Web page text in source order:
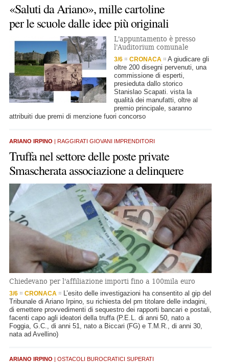
«Saluti da Ariano», mille cartoline
per le scuole dalle idee più originali
L'appuntamento è presso
l'Auditorium comunale
3/6 CRONACA
A giudicare gli
oltre 200 disegni pervenuti, una
commissione di esperti,
presieduta dallo storico
Stanislao Scapati. vista la
qualità dei manufatti, oltre al
premio principale, saranno
attribuiti due premi di menzione fuori concorso
ARIANO IRPINO | RAGGIRATI GIOVANI IMPRENDITORI
Truffa nel settore delle poste private
Smascherata associazione a delinquere
Chiedevano per l'affiliazione importi fino a 100mila euro
3/6 CRONACA
L’esito delle investigazioni ha consentito al gip del
Tribunale di Ariano Irpino, su richiesta del pm titolare delle indagini,
di emettere provvedimenti di sequestro dei rapporti bancari e postali,
facenti capo agli ideatori della truffa (P.E.L. di anni 50, nato a
Foggia, G.C., di anni 51, nato a Biccari (FG) e T.M.R., di anni 30,
nata ad Avellino)
ARIANO IRPINO | OSTACOLI BUROCRATICI SUPERATI